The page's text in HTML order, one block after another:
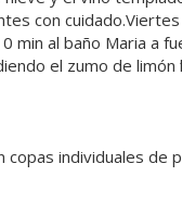
con cuidado.Viertes
min al baño Maria a
el zumo de limón
copas individuales de